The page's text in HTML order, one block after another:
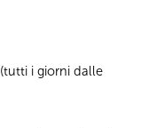
(tutti i giorni dalle